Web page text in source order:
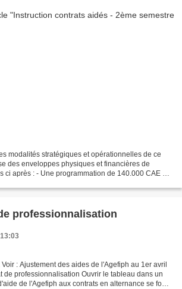
modalités stratégiques et opérationnelles de ce
des enveloppes physiques et financières de
ci après : - Une programmation de 140.000 CAE sur
professionnalisation
: Ajustement des aides de l'Agefiph au 1er avril
de professionnalisation Ouvrir le tableau dans un